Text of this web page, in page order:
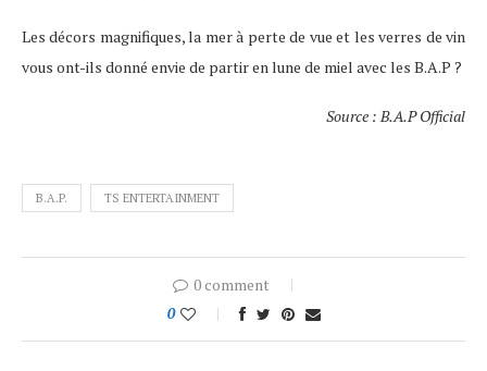
Les décors magnifiques, la mer à perte de vue et les verres de vin
vous ont-ils donné envie de partir en lune de miel avec les B.A.P ?
Source : B.A.P Official
B.A.P. TS ENTERTAINMENT
0 comment
0